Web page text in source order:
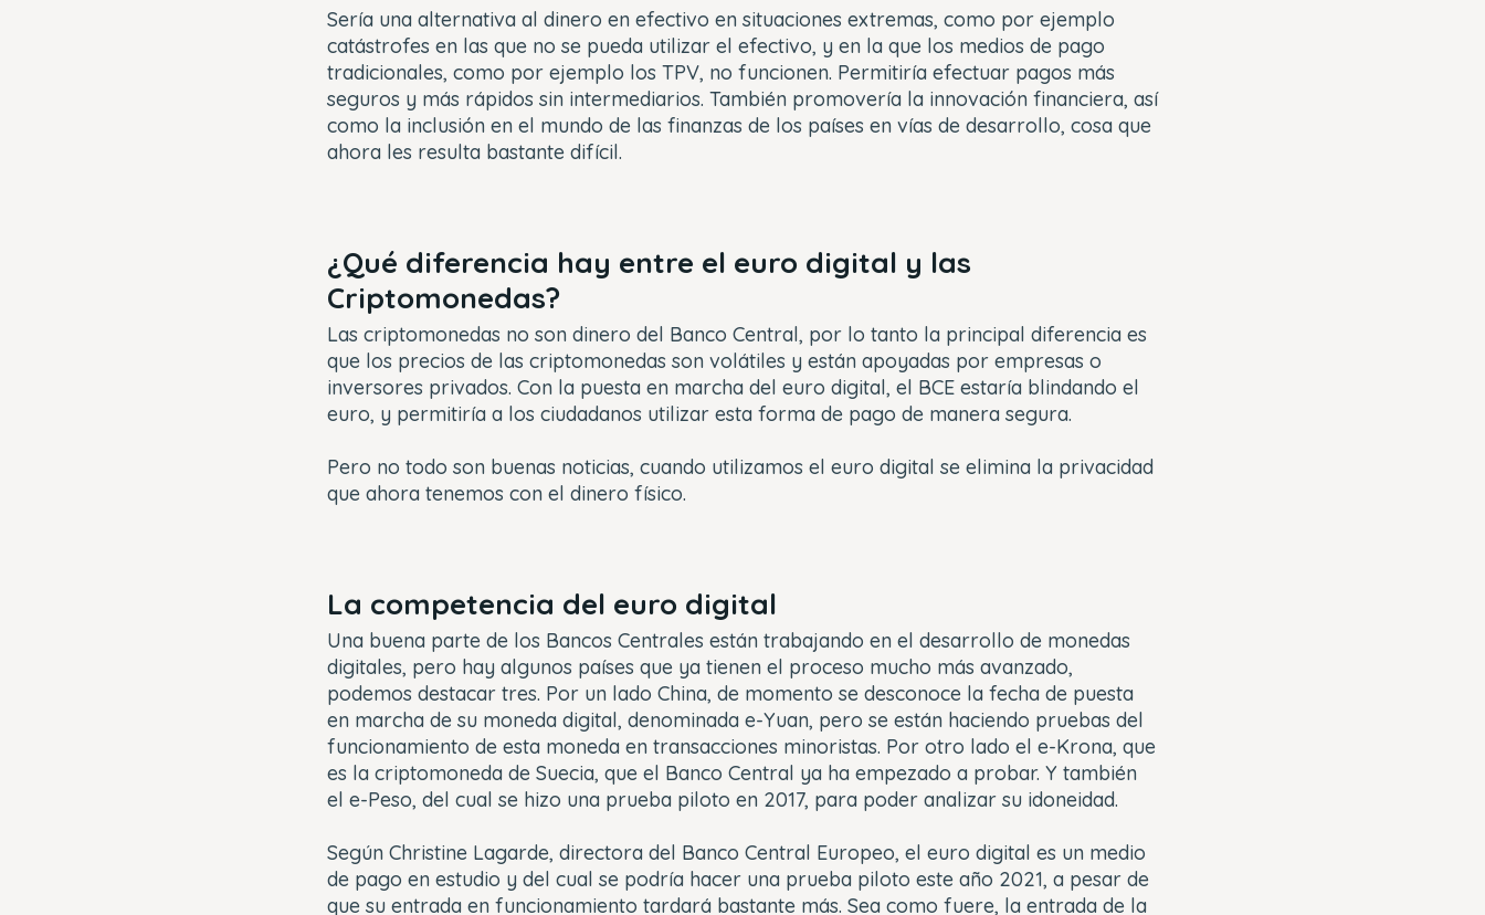
Sería una alternativa al dinero en efectivo en situaciones extremas, como por ejemplo
catástrofes en las que no se pueda utilizar el efectivo, y en la que los medios de pago
tradicionales, como por ejemplo los TPV, no funcionen. Permitiría efectuar pagos más
seguros y más rápidos sin intermediarios. También promovería la innovación financiera, así
como la inclusión en el mundo de las finanzas de los países en vías de desarrollo, cosa que
ahora les resulta bastante difícil.
¿Qué diferencia hay entre el euro digital y las
Criptomonedas?
Las criptomonedas no son dinero del Banco Central, por lo tanto la principal diferencia es
que los precios de las criptomonedas son volátiles y están apoyadas por empresas o
inversores privados. Con la puesta en marcha del euro digital, el BCE estaría blindando el
euro, y permitiría a los ciudadanos utilizar esta forma de pago de manera segura.
Pero no todo son buenas noticias, cuando utilizamos el euro digital se elimina la privacidad
que ahora tenemos con el dinero físico.
La competencia del euro digital
Una buena parte de los Bancos Centrales están trabajando en el desarrollo de monedas
digitales, pero hay algunos países que ya tienen el proceso mucho más avanzado,
podemos destacar tres. Por un lado China, de momento se desconoce la fecha de puesta
en marcha de su moneda digital, denominada e-Yuan, pero se están haciendo pruebas del
funcionamiento de esta moneda en transacciones minoristas. Por otro lado el e-Krona, que
es la criptomoneda de Suecia, que el Banco Central ya ha empezado a probar. Y también
el e-Peso, del cual se hizo una prueba piloto en 2017, para poder analizar su idoneidad.
Según Christine Lagarde, directora del Banco Central Europeo, el euro digital es un medio
de pago en estudio y del cual se podría hacer una prueba piloto este año 2021, a pesar de
que su entrada en funcionamiento tardará bastante más. Sea como fuere, la entrada de la